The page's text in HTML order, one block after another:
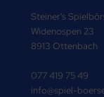
Steiner's
Widenospen 23
8913 Ottenbach
077 419 75 49
info@spiel-